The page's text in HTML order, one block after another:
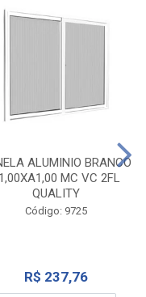
ALUMINIO BRANCO
MC VC 2FL
QUALITY
Código: 9725
R$ 237,76